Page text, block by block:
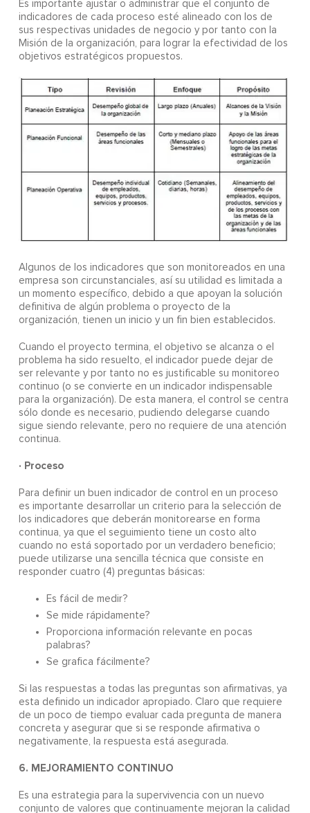
Es importante ajustar o administrar que el conjunto de
indicadores de cada proceso esté alineado con los de
sus respectivas unidades de negocio y por tanto con la
Misión de la organización, para lograr la efectividad de los
objetivos estratégicos propuestos.
Algunos de los indicadores que son monitoreados en una
empresa son circunstanciales, así su utilidad es limitada a
un momento específico, debido a que apoyan la solución
definitiva de algún problema o proyecto de la
organización, tienen un inicio y un fin bien establecidos.
Cuando el proyecto termina, el objetivo se alcanza o el
problema ha sido resuelto, el indicador puede dejar de
ser relevante y por tanto no es justificable su monitoreo
continuo (o se convierte en un indicador indispensable
para la organización). De esta manera, el control se centra
sólo donde es necesario, pudiendo delegarse cuando
sigue siendo relevante, pero no requiere de una atención
continua.
· Proceso
Para definir un buen indicador de control en un proceso
es importante desarrollar un criterio para la selección de
los indicadores que deberán monitorearse en forma
continua, ya que el seguimiento tiene un costo alto
cuando no está soportado por un verdadero beneficio;
puede utilizarse una sencilla técnica que consiste en
responder cuatro (4) preguntas básicas:
Es fácil de medir?
Se mide rápidamente?
Proporciona información relevante en pocas
palabras?
Se grafica fácilmente?
Si las respuestas a todas las preguntas son afirmativas, ya
esta definido un indicador apropiado. Claro que requiere
de un poco de tiempo evaluar cada pregunta de manera
concreta y asegurar que si se responde afirmativa o
negativamente, la respuesta está asegurada.
6. MEJORAMIENTO CONTINUO
Es una estrategia para la supervivencia con un nuevo
conjunto de valores que continuamente mejoran la calidad